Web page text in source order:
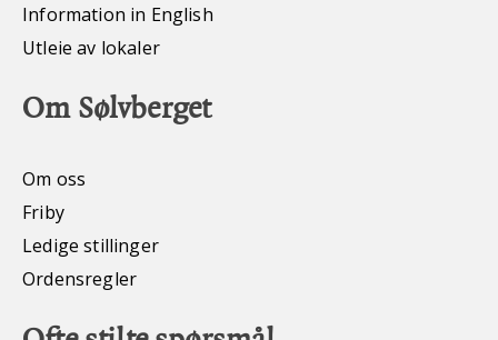
Information in English
Utleie av lokaler
Om Sølvberget
Om oss
Friby
Ledige stillinger
Ordensregler